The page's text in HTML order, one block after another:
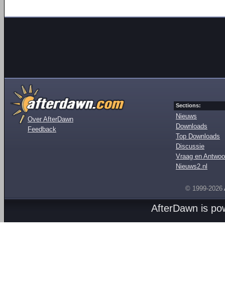
Over AfterDawn
Feedback
Sections:
Nieuws
Downloads
Top Downloads
Discussie
Vraag en
Nieuws2.nl
© 1999-2026
AfterDawn is